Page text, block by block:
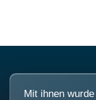
Mit ihnen